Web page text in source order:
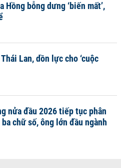
Hồng bỗng dưng ‘biến mất’,
Lan, dồn lực cho ‘cuộc
nửa đầu 2026 tiếp tục phân
chữ số, ông lớn đầu ngành